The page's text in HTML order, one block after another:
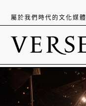
屬於我們時代的文化媒體